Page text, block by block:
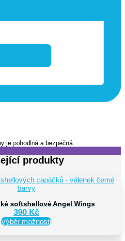
je pohodlná a bezpečná.
produkty
softshellové Angel Wings
390 Kč
Výběr možnostíTento